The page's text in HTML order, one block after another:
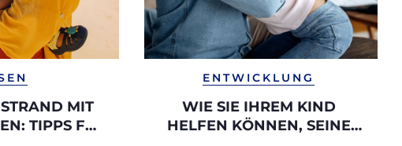
MIT
TIPPS FÜR
ENTWICKLUNG
WIE SIE IHREM KIND
HELFEN KÖNNEN, SEINE